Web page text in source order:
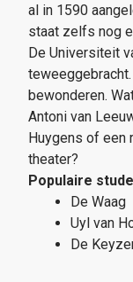
al in 1590
staat zelfs nog
De Universiteit
bewonderen.
Antoni van
Huygens of een
theater?
Populaire
De Waag
Uyl van
De